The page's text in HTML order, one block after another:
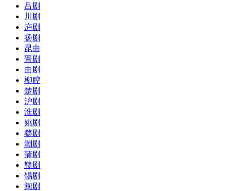
吕剧
川剧
庐剧
扬剧
昆曲
晋剧
曲剧
柳腔
楚剧
沪剧
淮剧
姚剧
婺剧
潮剧
蒲剧
赣剧
锡剧
闽剧